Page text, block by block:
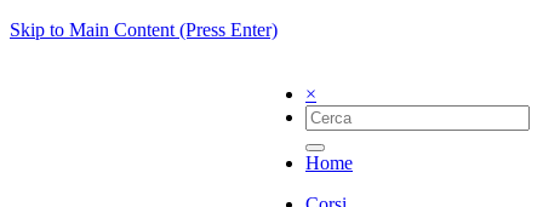
Skip to Main Content (Press Enter)
×
Home